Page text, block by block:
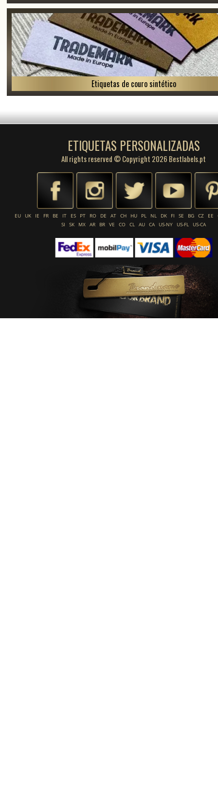
Etiquetas de couro sintético
ETIQUETAS PERSONALIZADAS
All rights reserved © Copyright 2026 Bestlabels.pt
EU UK IE FR BE IT ES PT RO DE AT CH HU PL NL DK FI SE BG CZ EE
SI
SK MX AR BR VE CO CL AU CA US-NY US-FL US-CA